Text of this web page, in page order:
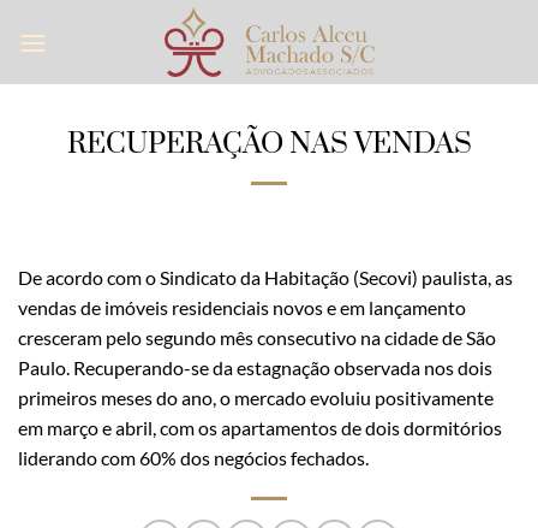
RECUPERAÇÃO NAS VENDAS
De acordo com o Sindicato da Habitação (Secovi) paulista, as
vendas de imóveis residenciais novos e em lançamento
cresceram pelo segundo mês consecutivo na cidade de São
Paulo. Recuperando-se da estagnação observada nos dois
primeiros meses do ano, o mercado evoluiu positivamente
em março e abril, com os apartamentos de dois dormitórios
liderando com 60% dos negócios fechados.